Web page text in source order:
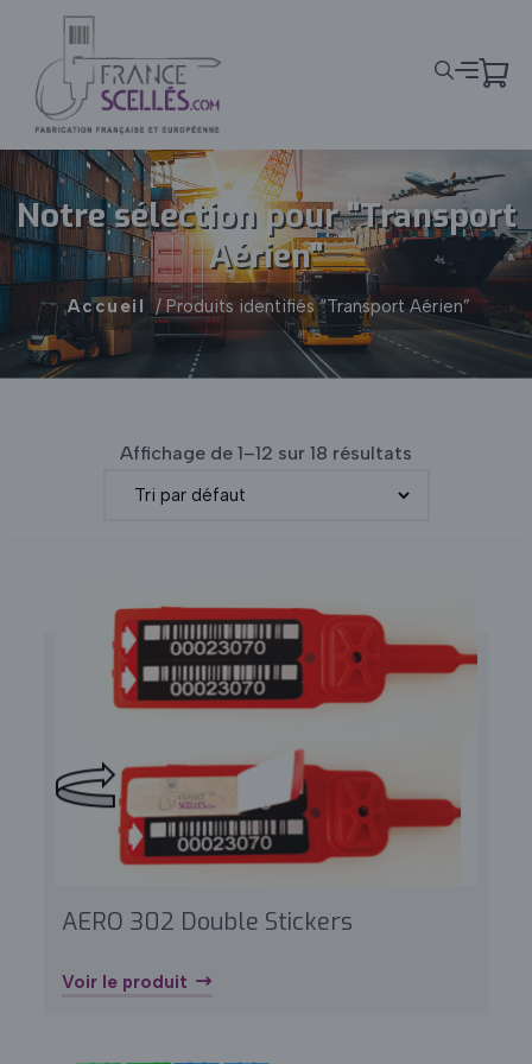
Panneau de gestion des cookies
Notre sélection pour "Transport
Aérien"
Accueil / Produits identifiés “Transport Aérien”
Affichage de 1–12 sur 18 résultats
AERO 302 Double Stickers
Voir le produit